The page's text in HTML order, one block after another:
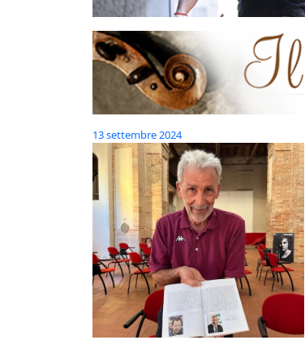
13 settembre 2024